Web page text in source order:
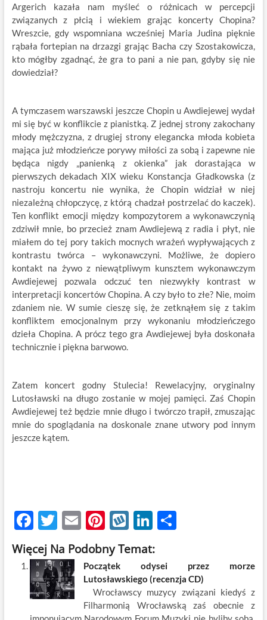
Argerich kazała nam myśleć o różnicach w percepcji
związanych z płcią i wiekiem grając koncerty Chopina?
Wreszcie, gdy wspomniana wcześniej Maria Judina pięknie
rąbała fortepian na drzazgi grając Bacha czy Szostakowicza,
kto mógłby zgadnąć, że gra to pani a nie pan, gdyby się nie
dowiedział?
A tymczasem warszawski jeszcze Chopin u Awdiejewej wydał
mi się być w konflikcie z pianistką. Z jednej strony zakochany
młody mężczyzna, z drugiej strony elegancka młoda kobieta
mająca już młodzieńcze porywy miłości za sobą i zapewne nie
będąca nigdy „panienką z okienka” jak dorastająca w
pierwszych dekadach XIX wieku Konstancja Gładkowska (z
nastroju koncertu nie wynika, że Chopin widział w niej
niezależną chłopczycę, z którą chadzał postrzelać do kaczek).
Ten konflikt emocji między kompozytorem a wykonawczynią
zdziwił mnie, bo przecież znam Awdiejewą z radia i płyt, nie
miałem do tej pory takich mocnych wrażeń wypływających z
kontrastu twórca – wykonawczyni. Możliwe, że dopiero
kontakt na żywo z niewątpliwym kunsztem wykonawczym
Awdiejewej pozwala odczuć ten niezwykły kontrast w
interpretacji koncertów Chopina. A czy było to złe? Nie, moim
zdaniem nie. W sumie cieszę się, że zetknąłem się z takim
konfliktem emocjonalnym przy wykonaniu młodzieńczego
dzieła Chopina. A prócz tego gra Awdiejewej była doskonała
technicznie i piękna barwowo.
Zatem koncert godny Stulecia! Rewelacyjny, oryginalny
Lutosławski na długo zostanie w mojej pamięci. Zaś Chopin
Awdiejewej też będzie mnie długo i twórczo trapił, zmuszając
mnie do spoglądania na doskonale znane utwory pod innym
jeszcze kątem.
F
ac
e
b
o
T
w
itt
er
E
m
ail
Pi
nt
er
es
t
W
k
o
p
Li
k
e
dI
S
ar
e
Więcej Na Podobny Temat:
Początek odysei przez morze
Lutosławskiego (recenzja CD)
Wrocławscy muzycy związani kiedyś z
Filharmonią Wrocławską zaś obecnie z